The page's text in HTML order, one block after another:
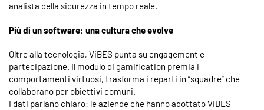
analista della sicurezza in tempo reale.
Più di un software: una cultura che evolve
Oltre alla tecnologia, ViBES punta su engagement e
partecipazione. Il modulo di gamification premia i
comportamenti virtuosi, trasforma i reparti in “squadre” che
collaborano per obiettivi comuni.
I dati parlano chiaro: le aziende che hanno adottato ViBES